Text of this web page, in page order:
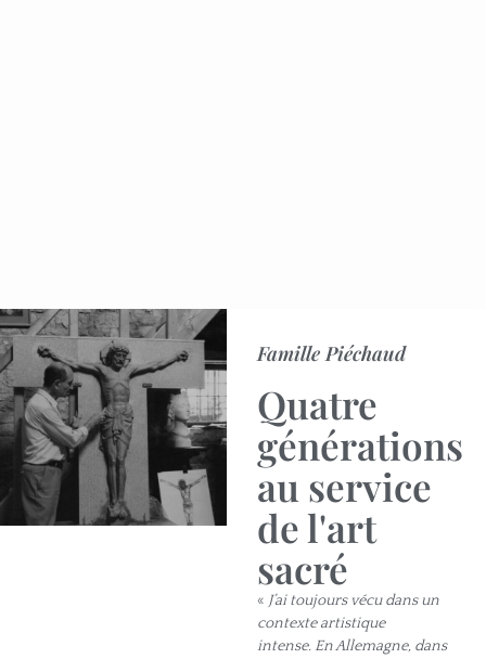
Famille Piéchaud
Quatre
générations
au service
de l'art
sacré
« J’ai toujours vécu dans un
contexte artistique
intense. En Allemagne, dans